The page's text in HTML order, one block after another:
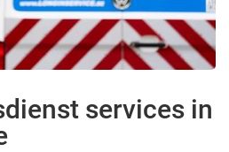
services in